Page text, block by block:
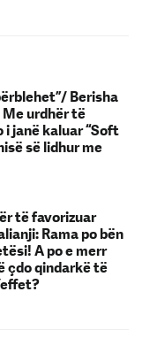
Berisha
urdhër të
i janë kaluar “Soft
së lidhur me
të favorizuar
Rama po bën
A po e merr
çdo qindarkë të